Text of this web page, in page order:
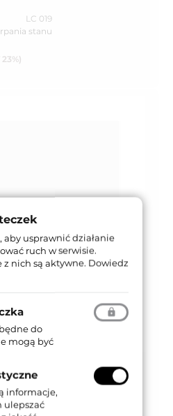
LC 019
stanu
019 [POKRĘTŁO
aby usprawnić działanie
ruch w serwisie.
z nich są aktywne. Dowiedz
do
mogą być
informacje,
ulepszać